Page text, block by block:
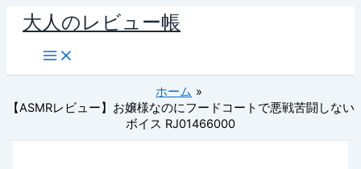
ス
ッ
大人のレビュー帳
ホーム
【ASMRレビュー】お嬢様なのにフードコートで悪戦苦闘しない
ボイス RJ01466000